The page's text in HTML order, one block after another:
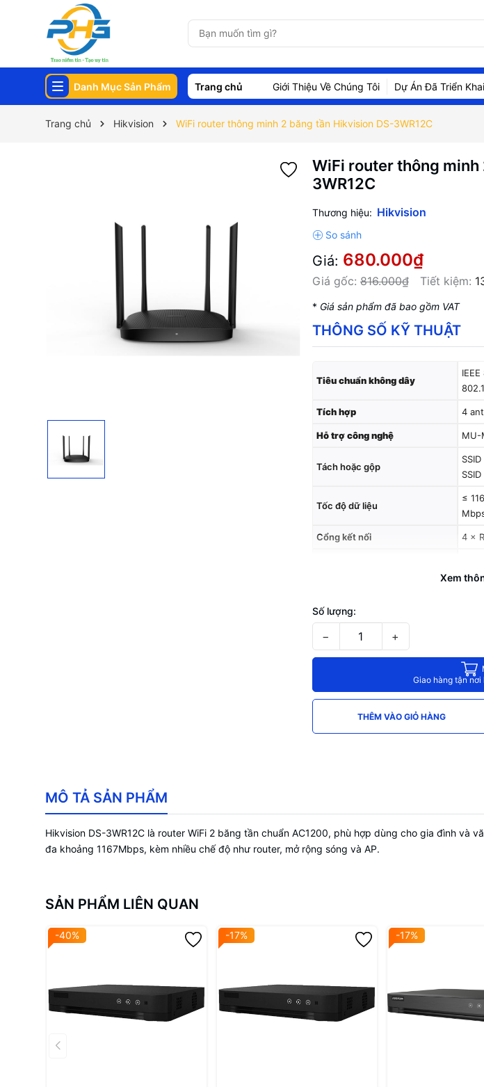
Danh Mục Sản Phẩm Trang chủ Giới Thiệu Về Chúng Tôi Dự Án Đã Triển Khai
Trang chủ Hikvision WiFi router thông minh 2 băng tần Hikvision DS-3WR12C
WiFi router thông
3WR12C
Thương hiệu: Hikvision
Giá: 680.000₫
Giá gốc: 816.000₫ Tiết kiệm:
* Giá sản phẩm đã bao gồm VAT
THÔNG SỐ KỸ THUẬT
Tiêu chuẩn không dây
Tích hợp 4
Hỗ trợ công nghệ MU-
Tách hoặc gộp
Tốc độ dữ liệu
≤
Cổng kết nối 4 ×
Cấp nguồn
Chức năng
HikConnect
Chế
tín
Xem
Số lượng:
− +
Giao hàng tận
THÊM VÀO GIỎ HÀNG
MÔ TẢ SẢN PHẨM
Hikvision DS-3WR12C là router WiFi 2 băng tần chuẩn AC1200, phù hợp dùng cho gia đình
đa khoảng 1167Mbps, kèm nhiều chế độ như router, mở rộng sóng và AP.
SẢN PHẨM LIÊN QUAN
-40% -17% -17%